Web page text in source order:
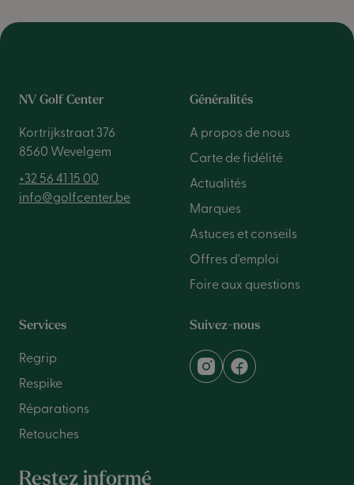
NV Golf Center
Kortrijkstraat 376
8560 Wevelgem
+32 56 41 15 00
info@golfcenter.be
Généralités
A propos de nous
Carte de fidélité
Actualités
Marques
Astuces et conseils
Offres d'emploi
Foire aux questions
Services
Regrip
Respike
Réparations
Retouches
Suivez-nous
Restez informé